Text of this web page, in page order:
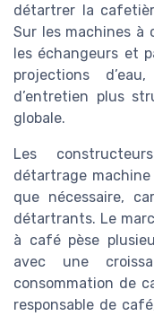
détartrer la
Sur les machines à
les échangeurs et
projections
d’entretien plus
globale.
Les
détartrage
que nécessaire,
détartrants. Le
à café pèse
avec une
consommation de
responsable de